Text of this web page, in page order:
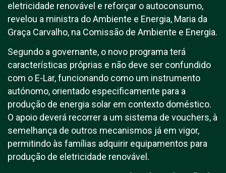
eletricidade renovável e reforçar o autoconsumo,
revelou a ministra do Ambiente e Energia, Maria da
Graça Carvalho, na Comissão de Ambiente e Energia.
Segundo a governante, o novo programa terá
características próprias e não deve ser confundido
com o E-Lar, funcionando como um instrumento
autónomo, orientado especificamente para a
produção de energia solar em contexto doméstico.
O apoio deverá recorrer a um sistema de vouchers, à
semelhança de outros mecanismos já em vigor,
permitindo às famílias adquirir equipamentos para
produção de eletricidade renovável.